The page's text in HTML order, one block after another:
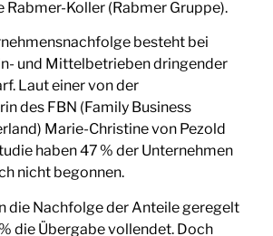
Rabmer-Koller (Rabmer Gruppe).
besteht bei
und Mittelbetrieben dringender
Laut einer von der
des FBN (Family Business
Marie-Christine von Pezold
haben 47 % der Unternehmen
nicht begonnen.
die Nachfolge der Anteile geregelt
die Übergabe vollendet. Doch